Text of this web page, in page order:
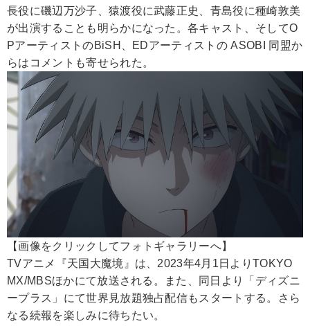
長役に磯辺万沙子、猿渡役に武藤正史、青島役に種崎敦美
が出演することも明らかになった。各キャスト、そしてO
PアーティストのBiSH、EDアーティストの ASOBI 同盟か
らはコメントも寄せられた。
【画像をクリックしてフォトギャラリーへ】
TVアニメ『天国大魔境』は、2023年4月1日よりTOKYO
MX/MBSほかにて放送される。また、同日より「ディズニ
ープラス」にて世界見放題独占配信もスタートする。さら
なる続報を楽しみに待ちたい。